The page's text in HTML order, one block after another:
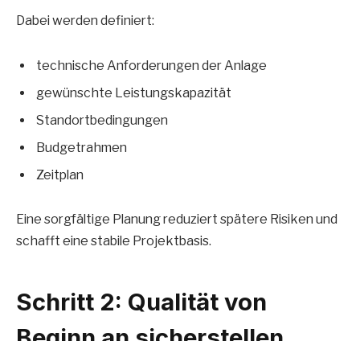
Dabei werden definiert:
technische Anforderungen der Anlage
gewünschte Leistungskapazität
Standortbedingungen
Budgetrahmen
Zeitplan
Eine sorgfältige Planung reduziert spätere Risiken und
schafft eine stabile Projektbasis.
Schritt 2: Qualität von